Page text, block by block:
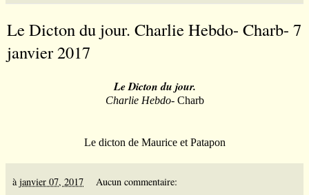
Le Dicton du jour. Charlie Hebdo- Charb- 7
janvier 2017
Le Dicton du jour.
Charlie Hebdo- Charb
Le dicton de Maurice et Patapon
àjanvier 07, 2017 Aucun commentaire: